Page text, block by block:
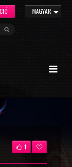
MAGYAR
1